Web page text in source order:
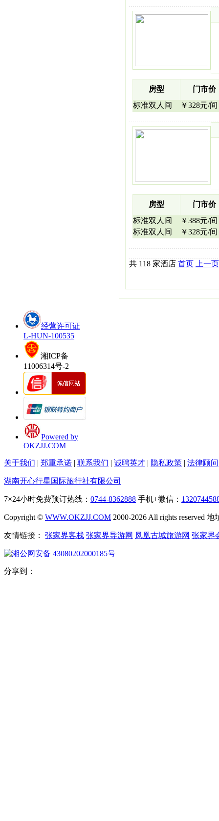
房型
门市价
标准双人间
￥328元/间
房型
门市价
标准双人间
￥388元/间
标准双人间
￥328元/间
共 118 家酒店 首页 上一页
经营许可证
L-HUN-100535
湘ICP备
11006314号-2
Powered by
OKZJJ.COM
关于我们 | 郑重承诺 | 联系我们 | 诚聘英才 | 隐私政策 | 法律顾问
湖南开心行星国际旅行社有限公司
7×24小时免费预订热线： 0744-8362888 手机+微信：
Copyright © WWW.OKZJJ.COM 2000-2026 All rights reserved
友情链接： 张家界客栈 张家界导游网 凤凰古城旅游网 张家界
湘公网安备 43080202000185号
分享到：